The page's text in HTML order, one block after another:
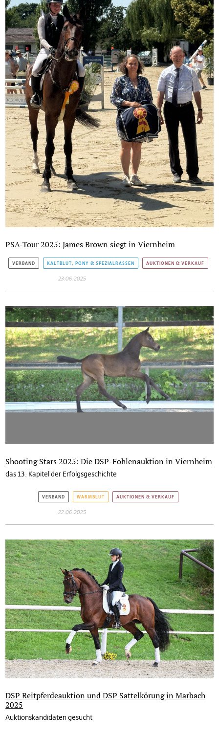
PSA-Tour 2025: James Brown siegt in Viernheim
VERBAND KALTBLUT, PONY & SPEZIALRASSEN AUKTIONEN & VERKAUF
23.06.2025
Shooting Stars 2025: Die DSP-Fohlenauktion in Viernheim
das 13. Kapitel der Erfolgsgeschichte
VERBAND WARMBLUT AUKTIONEN & VERKAUF
22.06.2025
DSP Reitpferdeauktion und DSP Sattelkörung in Marbach
2025
Auktionskandidaten gesucht